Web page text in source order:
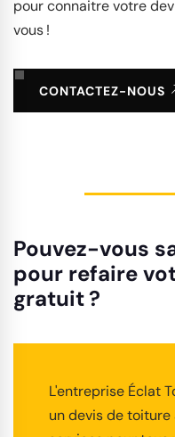
pour connaitre votre
vous !
CONTACTEZ-NOUS
Pouvez-vous
pour refaire
gratuit ?
L'entreprise Éclat
un devis de toiture